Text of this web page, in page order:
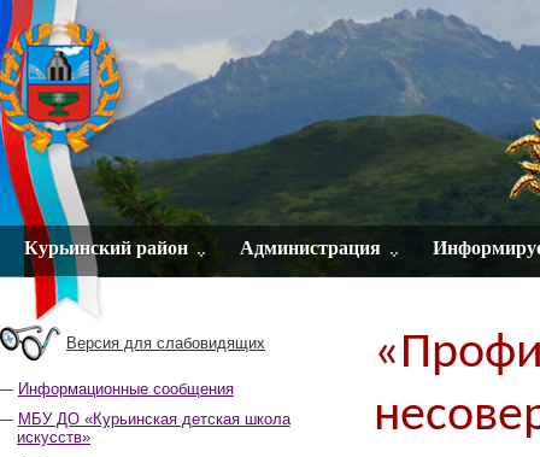
Курьинский район Администрация
Версия для слабовидящих
Информационные сообщения
МБУ ДО «Курьинская детская школа
искусств»